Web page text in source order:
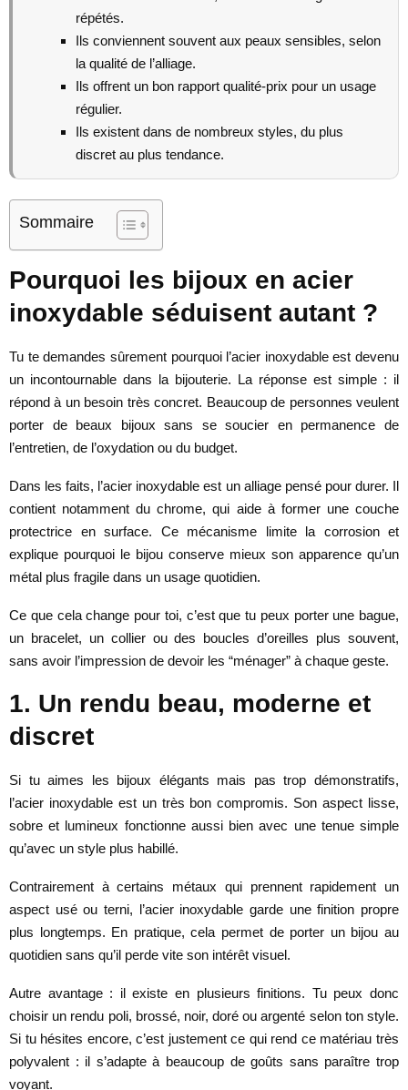
répétés.
Ils conviennent souvent aux peaux sensibles, selon
la qualité de l’alliage.
Ils offrent un bon rapport qualité-prix pour un usage
régulier.
Ils existent dans de nombreux styles, du plus
discret au plus tendance.
Sommaire
Pourquoi les bijoux en acier
inoxydable séduisent autant ?
Tu te demandes sûrement pourquoi l’acier inoxydable est devenu
un incontournable dans la bijouterie. La réponse est simple : il
répond à un besoin très concret. Beaucoup de personnes veulent
porter de beaux bijoux sans se soucier en permanence de
l’entretien, de l’oxydation ou du budget.
Dans les faits, l’acier inoxydable est un alliage pensé pour durer. Il
contient notamment du chrome, qui aide à former une couche
protectrice en surface. Ce mécanisme limite la corrosion et
explique pourquoi le bijou conserve mieux son apparence qu’un
métal plus fragile dans un usage quotidien.
Ce que cela change pour toi, c’est que tu peux porter une bague,
un bracelet, un collier ou des boucles d’oreilles plus souvent,
sans avoir l’impression de devoir les “ménager” à chaque geste.
1. Un rendu beau, moderne et
discret
Si tu aimes les bijoux élégants mais pas trop démonstratifs,
l’acier inoxydable est un très bon compromis. Son aspect lisse,
sobre et lumineux fonctionne aussi bien avec une tenue simple
qu’avec un style plus habillé.
Contrairement à certains métaux qui prennent rapidement un
aspect usé ou terni, l’acier inoxydable garde une finition propre
plus longtemps. En pratique, cela permet de porter un bijou au
quotidien sans qu’il perde vite son intérêt visuel.
Autre avantage : il existe en plusieurs finitions. Tu peux donc
choisir un rendu poli, brossé, noir, doré ou argenté selon ton style.
Si tu hésites encore, c’est justement ce qui rend ce matériau très
polyvalent : il s’adapte à beaucoup de goûts sans paraître trop
voyant.